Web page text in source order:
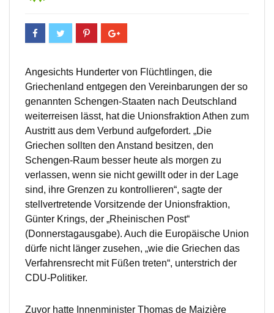
Angesichts Hunderter von Flüchtlingen, die
Griechenland entgegen den Vereinbarungen der so
genannten Schengen-Staaten nach Deutschland
weiterreisen lässt, hat die Unionsfraktion Athen zum
Austritt aus dem Verbund aufgefordert. „Die
Griechen sollten den Anstand besitzen, den
Schengen-Raum besser heute als morgen zu
verlassen, wenn sie nicht gewillt oder in der Lage
sind, ihre Grenzen zu kontrollieren“, sagte der
stellvertretende Vorsitzende der Unionsfraktion,
Günter Krings, der „Rheinischen Post“
(Donnerstagausgabe). Auch die Europäische Union
dürfe nicht länger zusehen, „wie die Griechen das
Verfahrensrecht mit Füßen treten“, unterstrich der
CDU-Politiker.
Zuvor hatte Innenminister Thomas de Maizière